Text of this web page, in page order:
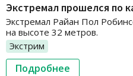
Экстремал прошелся по
Экстремал Райан Пол
на высоте 32 метров.
Экстрим
Подробнее